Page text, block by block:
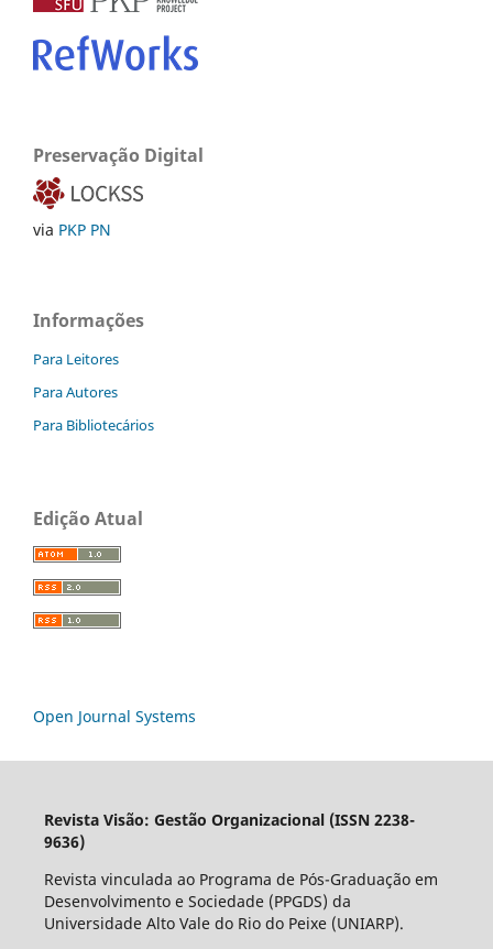
Preservação Digital
via PKP PN
Informações
Para Leitores
Para Autores
Para Bibliotecários
Edição Atual
Open Journal Systems
Revista Visão: Gestão Organizacional (ISSN 2238-
9636)
Revista vinculada ao Programa de Pós-Graduação em
Desenvolvimento e Sociedade (PPGDS) da
Universidade Alto Vale do Rio do Peixe (UNIARP).